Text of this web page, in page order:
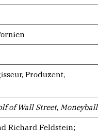
Produzent,
of Wall Street, Moneyball
Richard Feldstein;